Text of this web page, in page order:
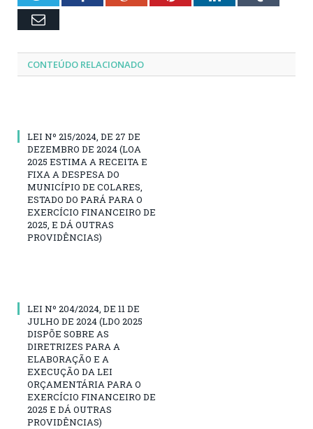
Email
CONTEÚDO RELACIONADO
LEI Nº 215/2024, DE 27 DE
DEZEMBRO DE 2024 (LOA
2025 ESTIMA A RECEITA E
FIXA A DESPESA DO
MUNICÍPIO DE COLARES,
ESTADO DO PARÁ PARA O
EXERCÍCIO FINANCEIRO DE
2025, E DÁ OUTRAS
PROVIDÊNCIAS)
LEI Nº 204/2024, DE 11 DE
JULHO DE 2024 (LDO 2025
DISPÕE SOBRE AS
DIRETRIZES PARA A
ELABORAÇÃO E A
EXECUÇÃO DA LEI
ORÇAMENTÁRIA PARA O
EXERCÍCIO FINANCEIRO DE
2025 E DÁ OUTRAS
PROVIDÊNCIAS)